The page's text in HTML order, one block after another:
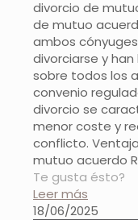
divorcio de
de mutuo
ambos
divorciarse y
sobre todos los
convenio
divorcio se
menor coste y
conflicto.
mutuo acuerdo
Te gusta ésto?
Leer más
18/06/2025